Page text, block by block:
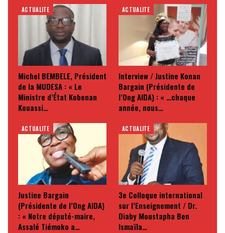
ACTUALITE
Michel BEMBELE, Président
de la MUDESA : « Le
Ministre d’État Kobenan
Kouassi…
ACTUALITE
Interview / Justine Konan
Bargain (Présidente de
l’Ong AIDA) : « …chaque
année, nous…
ACTUALITE
Justine Bargain
(Présidente de l’Ong AIDA)
: « Notre député-maire,
Assalé Tiémoko a…
ACTUALITE
3e Colloque international
sur l’Enseignement / Dr.
Diaby Moustapha Ben
Ismaïla…